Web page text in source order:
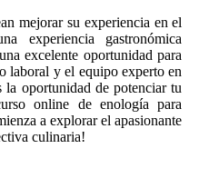
mejorar su experiencia en el
experiencia gastronómica
excelente oportunidad para
laboral y el equipo experto en
oportunidad de potenciar tu
online de enología para
a explorar el apasionante
culinaria!